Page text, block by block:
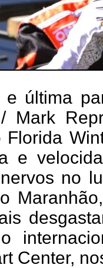
e última
Mark
Florida
e
no
Center,